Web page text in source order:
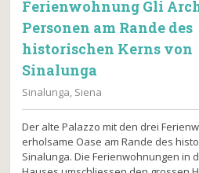
Ferienwohnung Gli
Personen am Rande des
historischen Kerns von
Sinalunga
Sinalunga, Siena
Der alte Palazzo mit den drei
erholsame Oase am Rande des
Sinalunga. Die Ferienwohnungen in